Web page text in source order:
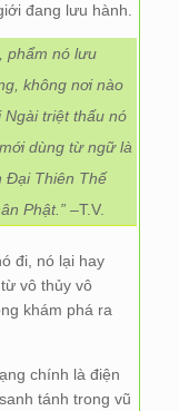
đang lưu hành.
phẩm nó lưu
không nơi nào
Ngài triệt thấu nó
dùng từ ngữ là
Đại Thiên Thế
Phật.” –T.V.
đi, nó lại hay
vô thủy vô
khám phá ra
chính là điện
tánh trong vũ